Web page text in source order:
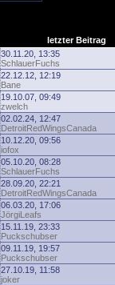
letzter Beitrag
30.11.20, 13:35
SchlauerFuchs
22.12.12, 12:19
Bane
19.10.07, 09:49
zwelch
02.02.24, 12:47
DetroitRedWingsCanada
10.12.20, 09:56
iofox
05.10.20, 08:28
SchlauerFuchs
28.09.20, 22:21
DetroitRedWingsCanada
06.03.20, 17:06
JörgiLeafs
15.11.19, 23:33
Puckschubser
09.11.19, 19:57
Puckschubser
27.10.19, 11:58
joker